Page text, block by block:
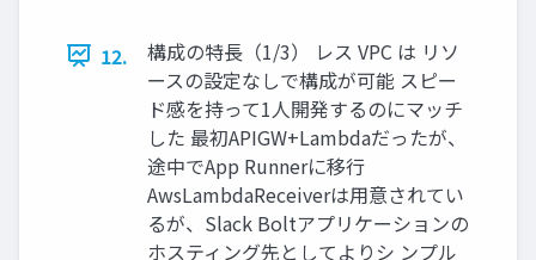
12.
構成の特長（1/3） レス VPC は リソ
ースの設定なしで構成が可能 スピー
ド感を持って1人開発するのにマッチ
した 最初APIGW+Lambdaだったが、
途中でApp Runnerに移行
AwsLambdaReceiverは用意されてい
るが、Slack Boltアプリケーションの
ホスティング先としてよりシ ンプル